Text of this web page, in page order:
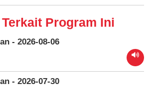
Program Ini
- 2026-08-06
- 2026-07-30